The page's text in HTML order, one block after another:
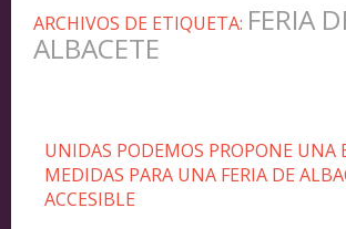
ARCHIVOS DE ETIQUETA: FERIA
ALBACETE
UNIDAS PODEMOS PROPONE UNA
MEDIDAS PARA UNA FERIA DE
ACCESIBLE